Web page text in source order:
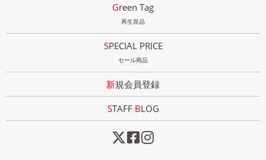
Green Tag
再生良品
SPECIAL PRICE
セール商品
新規会員登録
STAFF BLOG